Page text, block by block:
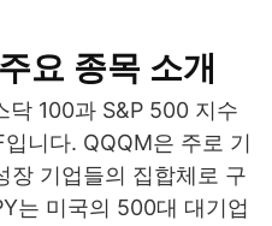
요 종목 소개
닥 100과 S&P 500 지수
니다. QQQM은 주로 기
장 기업들의 집합체로 구
는 미국의 500대 대기업